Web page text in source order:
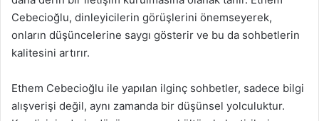
Cebecioğlu, dinleyicilerin görüşlerini önemseyerek,
onların düşüncelerine saygı gösterir ve bu da sohbetlerin
kalitesini artırır.
Ethem Cebecioğlu ile yapılan ilginç sohbetler, sadece bilgi
alışverişi değil, aynı zamanda bir düşünsel yolculuktur.